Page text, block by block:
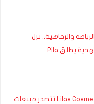
والرفاهية.. نزل
بعد عامين من إطلاقها.. Lilas Cosmetics تتصدر مبيعات